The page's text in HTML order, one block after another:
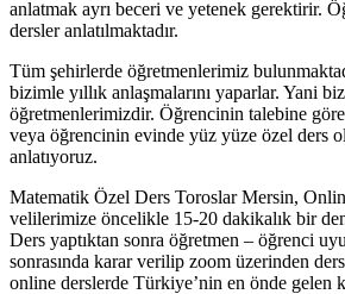
anlatmak ayrı beceri ve yetenek gerektirir.
dersler anlatılmaktadır.
Tüm şehirlerde öğretmenlerimiz
bizimle yıllık anlaşmalarını yaparlar. Yani
öğretmenlerimizdir. Öğrencinin talebine
veya öğrencinin evinde yüz yüze özel ders
anlatıyoruz.
Matematik Özel Ders Toroslar Mersin,
velilerimize öncelikle 15-20 dakikalık bir
Ders yaptıktan sonra öğretmen – öğrenci
sonrasında karar verilip zoom üzerinden
online derslerde Türkiye’nin en önde gelen